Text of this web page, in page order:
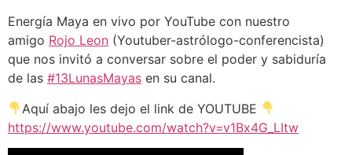
Energía Maya en vivo por YouTube con nuestro
amigo Rojo Leon (Youtuber-astrólogo-conferencista)
que nos invitó a conversar sobre el poder y sabiduría
de las #13LunasMayas en su canal.
Aquí abajo les dejo el link de YOUTUBE
https://www.youtube.com/watch?v=v1Bx4G_LItw